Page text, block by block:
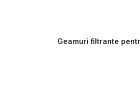
Geamuri filtrante